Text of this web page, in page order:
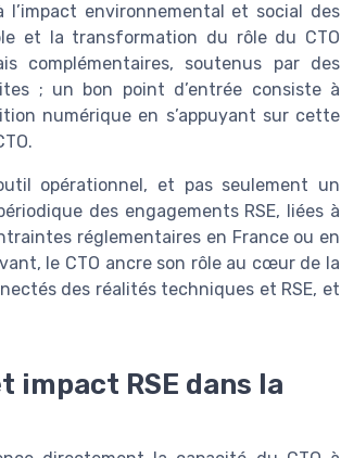
environnemental et social des
et la transformation du rôle du CTO
complémentaires, soutenus par des
; un bon point d’entrée consiste à
numérique en s’appuyant sur cette
opérationnel, et pas seulement un
des engagements RSE, liées à
réglementaires en France ou en
le CTO ancre son rôle au cœur de la
des réalités techniques et RSE, et
RSE dans la